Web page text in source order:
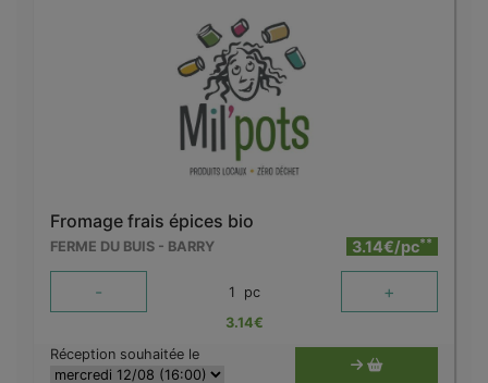
Fromage frais épices bio
FERME DU BUIS - BARRY 3.14€/pc**
- 1 pc +
3.14€
Réception souhaitée le